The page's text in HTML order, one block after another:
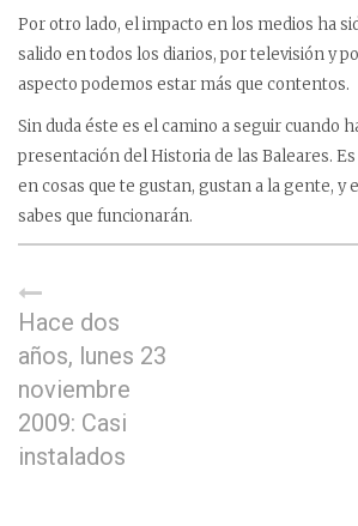
Por otro lado, el impacto en los medios ha
salido en todos los diarios, por televisión y
aspecto podemos estar más que contentos.
Sin duda éste es el camino a seguir cuando
presentación del Historia de las Baleares.
en cosas que te gustan, gustan a la gente, y
sabes que funcionarán.
Hace dos
años, lunes 23
noviembre
2009: Casi
instalados